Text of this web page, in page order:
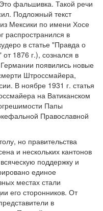
фальшивка. Такой речи
Подложный текст
Мексики по имени Хосе
распространился в
в статье "Правда о
1876 г.), сознался в
появились новые
Штроссмайера,
В ноябре 1931 г. статья
на Ватиканском
Папы
Православной
но правительства
и нескольких кантонов
поддержку и
единое
местах стали
его сторонников. От
в